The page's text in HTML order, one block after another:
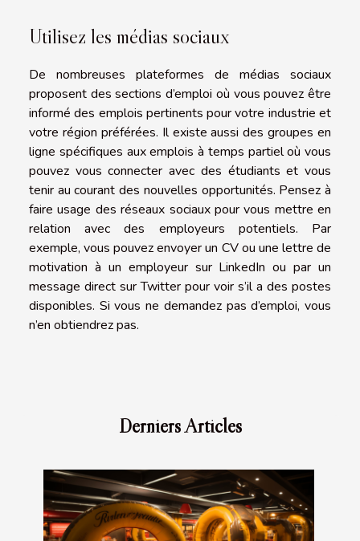
Utilisez les médias sociaux
De nombreuses plateformes de médias sociaux
proposent des sections d’emploi où vous pouvez être
informé des emplois pertinents pour votre industrie et
votre région préférées. Il existe aussi des groupes en
ligne spécifiques aux emplois à temps partiel où vous
pouvez vous connecter avec des étudiants et vous
tenir au courant des nouvelles opportunités. Pensez à
faire usage des réseaux sociaux pour vous mettre en
relation avec des employeurs potentiels. Par
exemple, vous pouvez envoyer un CV ou une lettre de
motivation à un employeur sur LinkedIn ou par un
message direct sur Twitter pour voir s’il a des postes
disponibles. Si vous ne demandez pas d’emploi, vous
n’en obtiendrez pas.
Derniers Articles